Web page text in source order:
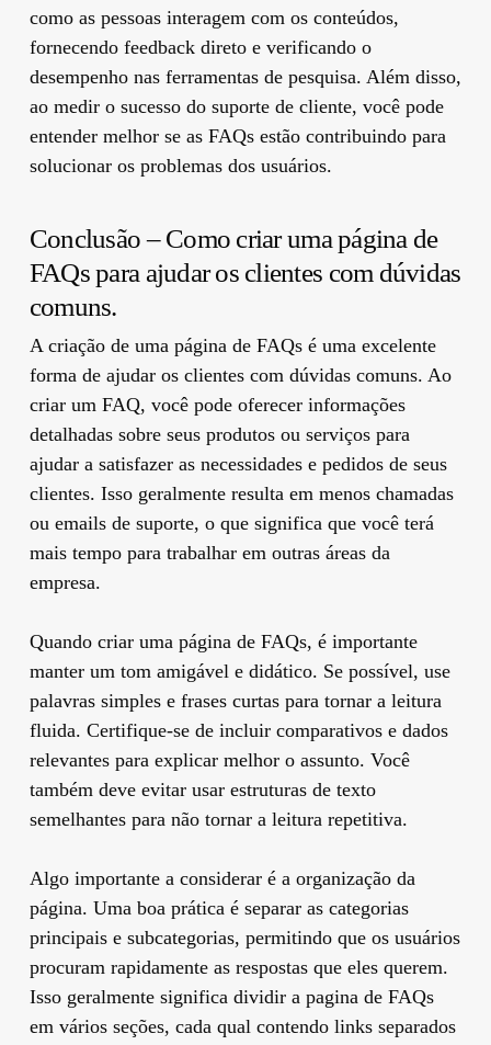
como as pessoas interagem com os conteúdos,
fornecendo feedback direto e verificando o
desempenho nas ferramentas de pesquisa. Além disso,
ao medir o sucesso do suporte de cliente, você pode
entender melhor se as FAQs estão contribuindo para
solucionar os problemas dos usuários.
Conclusão – Como criar uma página de
FAQs para ajudar os clientes com dúvidas
comuns.
A criação de uma página de FAQs é uma excelente
forma de ajudar os clientes com dúvidas comuns. Ao
criar um FAQ, você pode oferecer informações
detalhadas sobre seus produtos ou serviços para
ajudar a satisfazer as necessidades e pedidos de seus
clientes. Isso geralmente resulta em menos chamadas
ou emails de suporte, o que significa que você terá
mais tempo para trabalhar em outras áreas da
empresa.
Quando criar uma página de FAQs, é importante
manter um tom amigável e didático. Se possível, use
palavras simples e frases curtas para tornar a leitura
fluida. Certifique-se de incluir comparativos e dados
relevantes para explicar melhor o assunto. Você
também deve evitar usar estruturas de texto
semelhantes para não tornar a leitura repetitiva.
Algo importante a considerar é a organização da
página. Uma boa prática é separar as categorias
principais e subcategorias, permitindo que os usuários
procuram rapidamente as respostas que eles querem.
Isso geralmente significa dividir a pagina de FAQs
em vários seções, cada qual contendo links separados